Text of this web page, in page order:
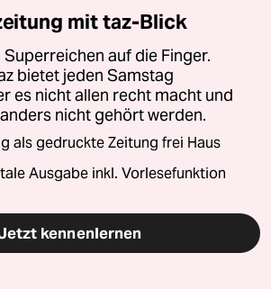
mit taz-Blick
auf die Finger.
bietet jeden Samstag
es nicht allen recht macht und
nicht gehört werden.
als gedruckte Zeitung frei Haus
Ausgabe inkl. Vorlesefunktion
kennenlernen